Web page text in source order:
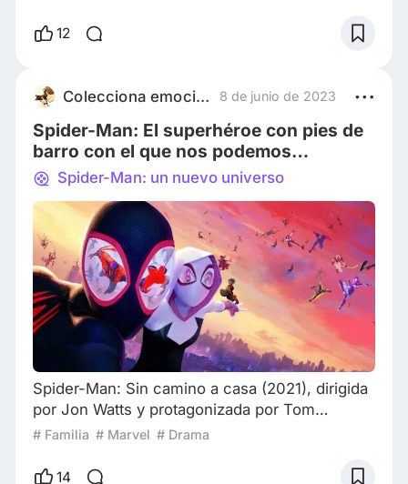
es universo: héroe adolescente, héroe común
Spider-Man aparezcan a través de múltiples
universos, todas comparten el mismo origen:
un
12
Colecciona emociones con Charlie 8 de junio de 2023
Spider-Man: El superhéroe con pies de
barro con el que nos podemos
identificar
Spider-Man: un nuevo universo
Spider-Man: Sin camino a casa (2021), dirigida
por Jon Watts y protagonizada por Tom
Holland, fue la película con mayor recaudación
nuevo universo (2018), una película animada
# Familia # Marvel # Drama
14